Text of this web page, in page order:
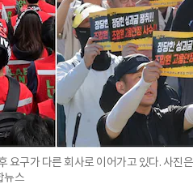
요구가 다른 회사로 이어가고 있다. 사진
뉴스